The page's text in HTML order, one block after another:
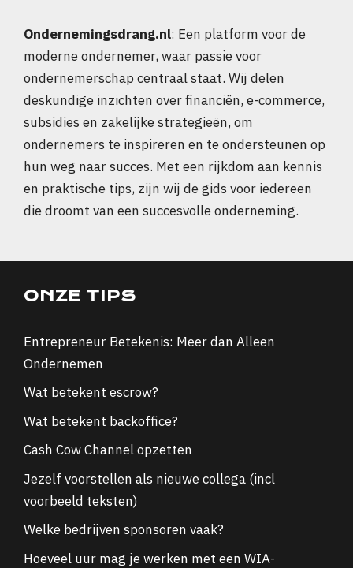
Ondernemingsdrang.nl: Een platform voor de
moderne ondernemer, waar passie voor
ondernemerschap centraal staat. Wij delen
deskundige inzichten over financiën, e-commerce,
subsidies en zakelijke strategieën, om
ondernemers te inspireren en te ondersteunen op
hun weg naar succes. Met een rijkdom aan kennis
en praktische tips, zijn wij de gids voor iedereen
die droomt van een succesvolle onderneming.
ONZE TIPS
Entrepreneur Betekenis: Meer dan Alleen
Ondernemen
Wat betekent escrow?
Wat betekent backoffice?
Cash Cow Channel opzetten
Jezelf voorstellen als nieuwe collega (incl
voorbeeld teksten)
Welke bedrijven sponsoren vaak?
Hoeveel uur mag je werken met een WIA-